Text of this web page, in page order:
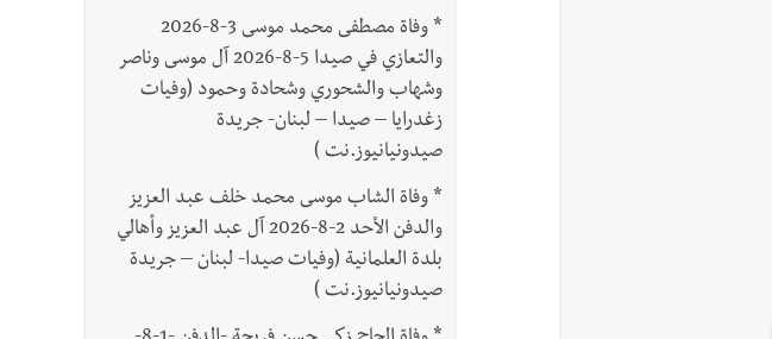
*
وفاة مصطفى محمد موسى 3-8-2026
والتعازي في صيدا 5-8-2026 آل موسى وناصر
وشهاب والشحوري وشحادة وحمود (وفيات
زغدرايا – صيدا – لبنان- جريدة
صيدونيانيوز.نت )
* وفاة الشاب موسى محمد خلف عبد العزيز
والدفن الأحد 2-8-2026 آل عبد العزيز وأهالي
بلدة العلمانية (وفيات صيدا- لبنان – جريدة
صيدونيانيوز.نت )